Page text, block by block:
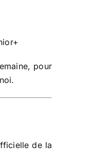
pour
de la